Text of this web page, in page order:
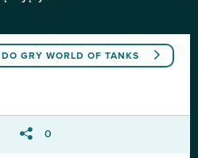
GRY WORLD OF TANKS
0